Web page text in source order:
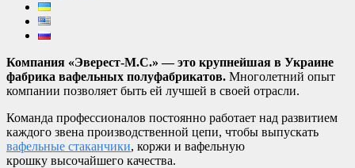
Компания «Эверест-М.С.» — это крупнейшая в Украине
фабрика вафельных полуфабрикатов. Многолетний опыт
компании позволяет быть ей лучшей в своей отрасли.
Команда профессионалов постоянно работает над развитием
каждого звена производственной цепи, чтобы выпускать
вафельные стаканчики, коржи и вафельную
крошку высочайшего качества.